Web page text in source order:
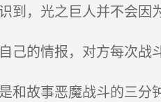
，光之巨人并不会因
己的情报，对方每次
故事恶魔战斗的三分